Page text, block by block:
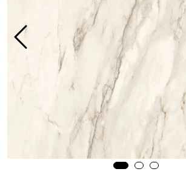
Prosjekt
Still et spørsmål
Favoritter ( 0)
Min side